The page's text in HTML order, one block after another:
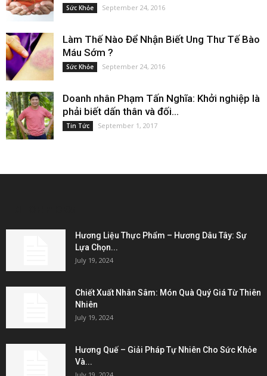
Sức Khỏe September 24, 2016
Làm Thế Nào Để Nhận Biết Ung Thư Tế Bào
Máu Sớm ?
Sức Khỏe September 24, 2016
Doanh nhân Phạm Tấn Nghĩa: Khởi nghiệp là
phải biết dấn thân và đối...
Tin Tức September 1, 2017
Hương Liệu Thực Phẩm – Hương Dâu Tây: Sự
Lựa Chọn...
July 19, 2024
Chiết Xuất Nhân Sâm: Món Quà Quý Giá Từ Thiên
Nhiên
July 19, 2024
Hương Quế – Giải Pháp Tự Nhiên Cho Sức Khỏe
Và...